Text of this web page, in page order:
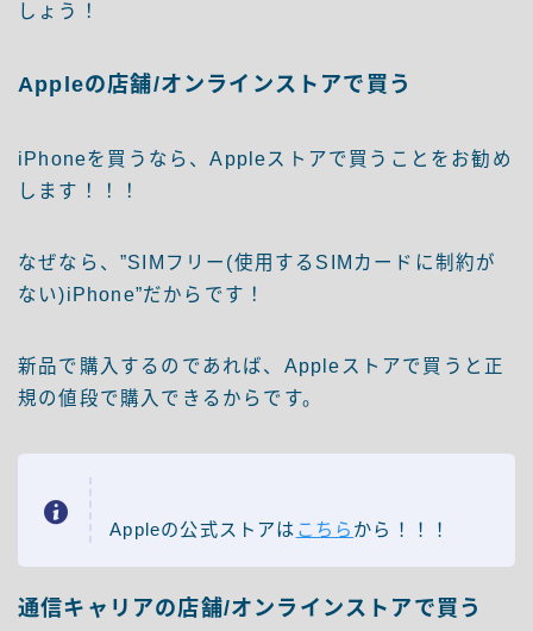
しょう！
Appleの店舗/オンラインストアで買う
iPhoneを買うなら、Appleストアで買うことをお勧め
します！！！
なぜなら、”SIMフリー(使用するSIMカードに制約が
ない)iPhone”だからです！
新品で購入するのであれば、Appleストアで買うと正
規の値段で購入できるからです。
Appleの公式ストアは こちら から！！！
通信キャリアの店舗/オンラインストアで買う